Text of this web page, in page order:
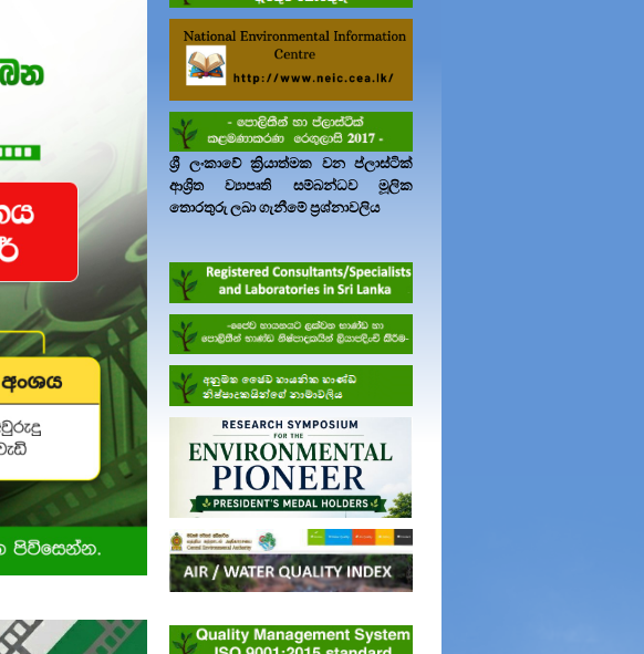
ශ්‍රී ලංකාවේ ක්‍රියාත්මක වන ප්ලාස්ටික්
ආශ්‍රිත ව්‍යාපෘති සම්බන්ධව මූලික
තොරතුරු ලබා ගැනීමේ ප්‍රශ්නාවලිය